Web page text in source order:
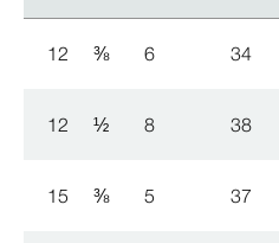
12 ⅜ 6 34
12 ½ 8 38
15 ⅜ 5 37